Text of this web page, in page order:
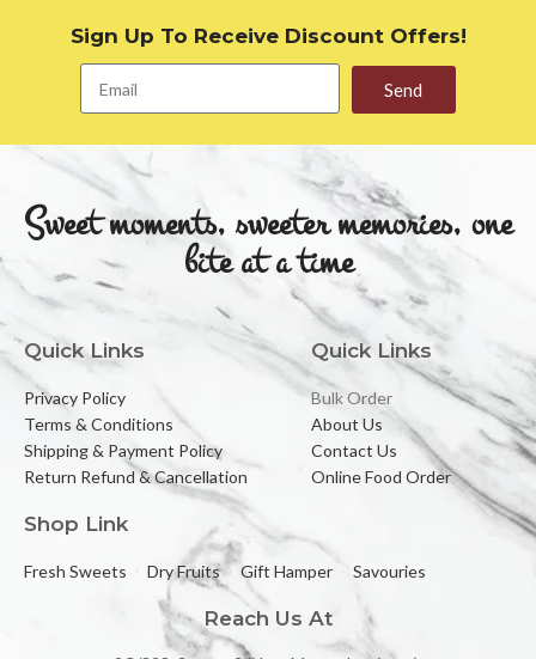
Sign Up To Receive Discount Offers!
Send
Sweet moments, sweeter memories, one
bite at a time
Quick Links
Privacy Policy
Terms & Conditions
Shipping & Payment Policy
Return Refund & Cancellation
Quick Links
Bulk Order
About Us
Contact Us
Online Food Order
Shop Link
Fresh Sweets Dry Fruits Gift Hamper Savouries
Reach Us At